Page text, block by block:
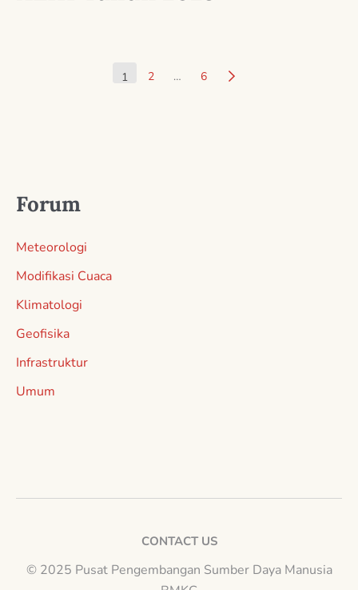
1 2 … 6
Forum
Meteorologi
Modifikasi Cuaca
Klimatologi
Geofisika
Infrastruktur
Umum
CONTACT US
© 2025 Pusat Pengembangan Sumber Daya Manusia